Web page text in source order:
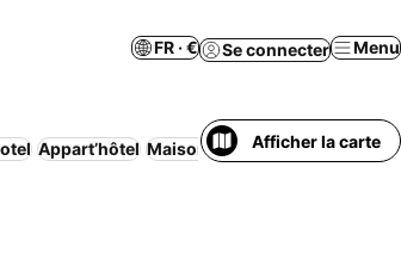
FR · € Se connecter Menu
Appart’hôtel Maison/appartement entier
Afficher la carte